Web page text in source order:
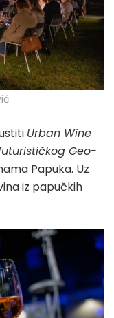
Urban Wine
Geo-
Papuka. Uz
iz papučkih